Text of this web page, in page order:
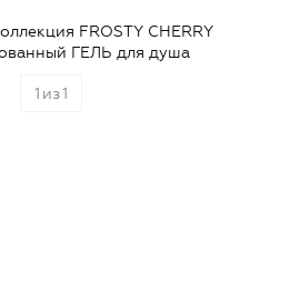
FROSTY CHERRY
ГЕЛЬ для душа
1 из1